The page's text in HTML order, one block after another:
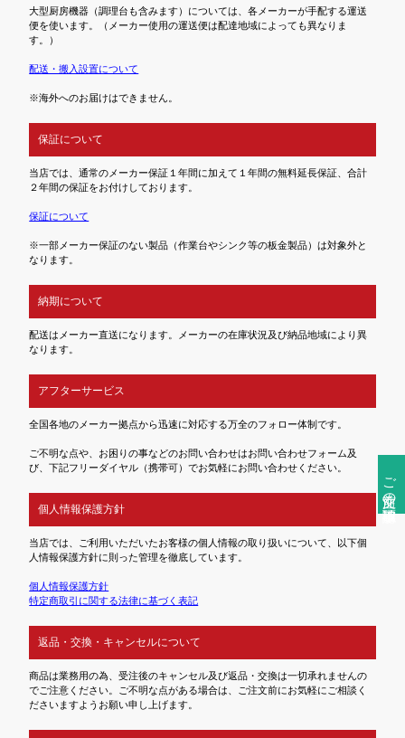
ご注文前の確認事項
大型厨房機器（調理台も含みます）については、各メーカーが手配する運送
便を使います。（メーカー使用の運送便は配達地域によっても異なりま
す。）
配送・搬入設置について
※海外へのお届けはできません。
保証について
当店では、通常のメーカー保証１年間に加えて１年間の無料延長保証、合計
２年間の保証をお付けしております。
保証について
※一部メーカー保証のない製品（作業台やシンク等の板金製品）は対象外と
なります。
納期について
配送はメーカー直送になります。メーカーの在庫状況及び納品地域により異
なります。
アフターサービス
全国各地のメーカー拠点から迅速に対応する万全のフォロー体制です。
ご不明な点や、お困りの事などのお問い合わせはお問い合わせフォーム及
び、下記フリーダイヤル（携帯可）でお気軽にお問い合わせください。
個人情報保護方針
当店では、ご利用いただいたお客様の個人情報の取り扱いについて、以下個
人情報保護方針に則った管理を徹底しています。
個人情報保護方針
特定商取引に関する法律に基づく表記
返品・交換・キャンセルについて
商品は業務用の為、受注後のキャンセル及び返品・交換は一切承れませんの
でご注意ください。ご不明な点がある場合は、ご注文前にお気軽にご相談く
ださいますようお願い申し上げます。